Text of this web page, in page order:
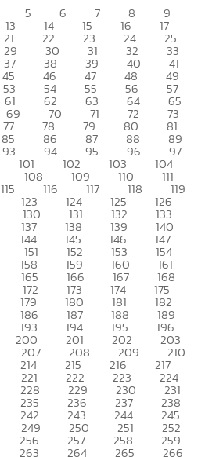
5 6 7 8 9
13 14 15 16 17
21 22 23 24 25
29 30 31 32 33
37 38 39 40 41
45 46 47 48 49
53 54 55 56 57
61 62 63 64 65
69 70 71 72 73
77 78 79 80 81
85 86 87 88 89
93 94 95 96 97
101 102 103 104
108 109 110 111
115 116 117 118 119
123 124 125 126
130 131 132 133
137 138 139 140
144 145 146 147
151 152 153 154
158 159 160 161
165 166 167 168
172 173 174 175
179 180 181 182
186 187 188 189
193 194 195 196
200 201 202 203
207 208 209 210
214 215 216 217
221 222 223 224
228 229 230 231
235 236 237 238
242 243 244 245
249 250 251 252
256 257 258 259
263 264 265 266